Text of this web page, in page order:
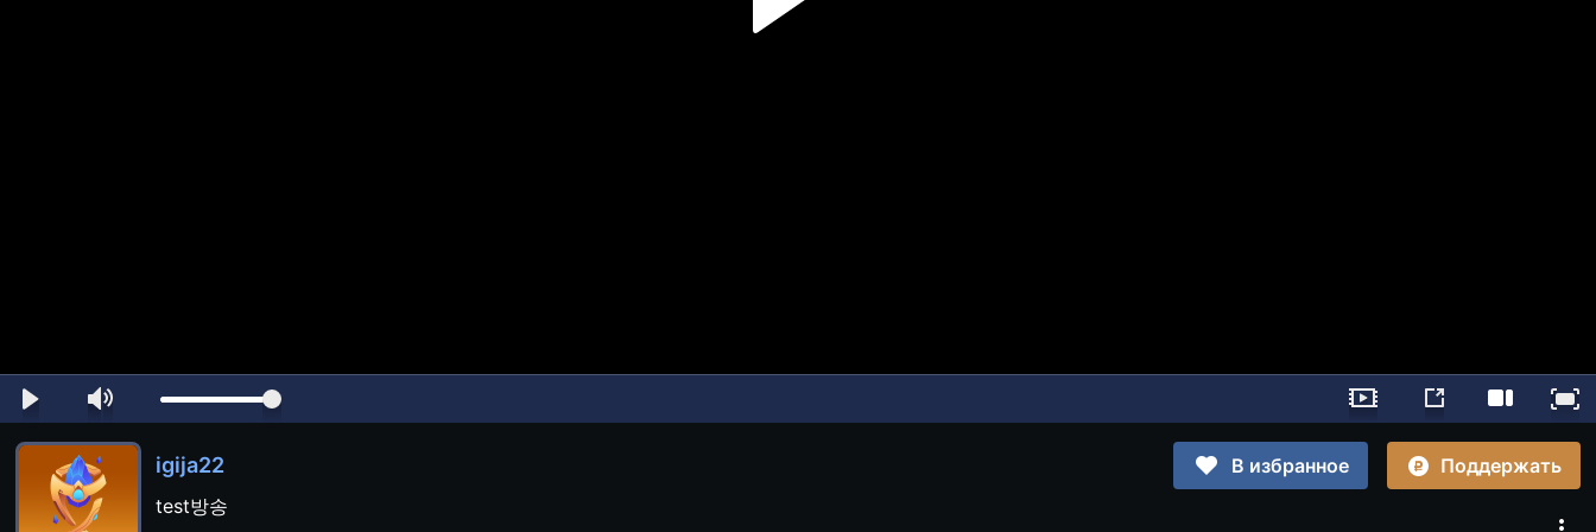
igija22 В избранное
Поддержать
test방송